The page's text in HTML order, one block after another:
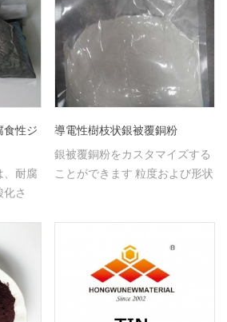
食性ジ
、耐腐
さ
導電性樹枝状銀被覆銅粉
銀被覆銅粉をカスタマイズする
ことができます 粒度および形状